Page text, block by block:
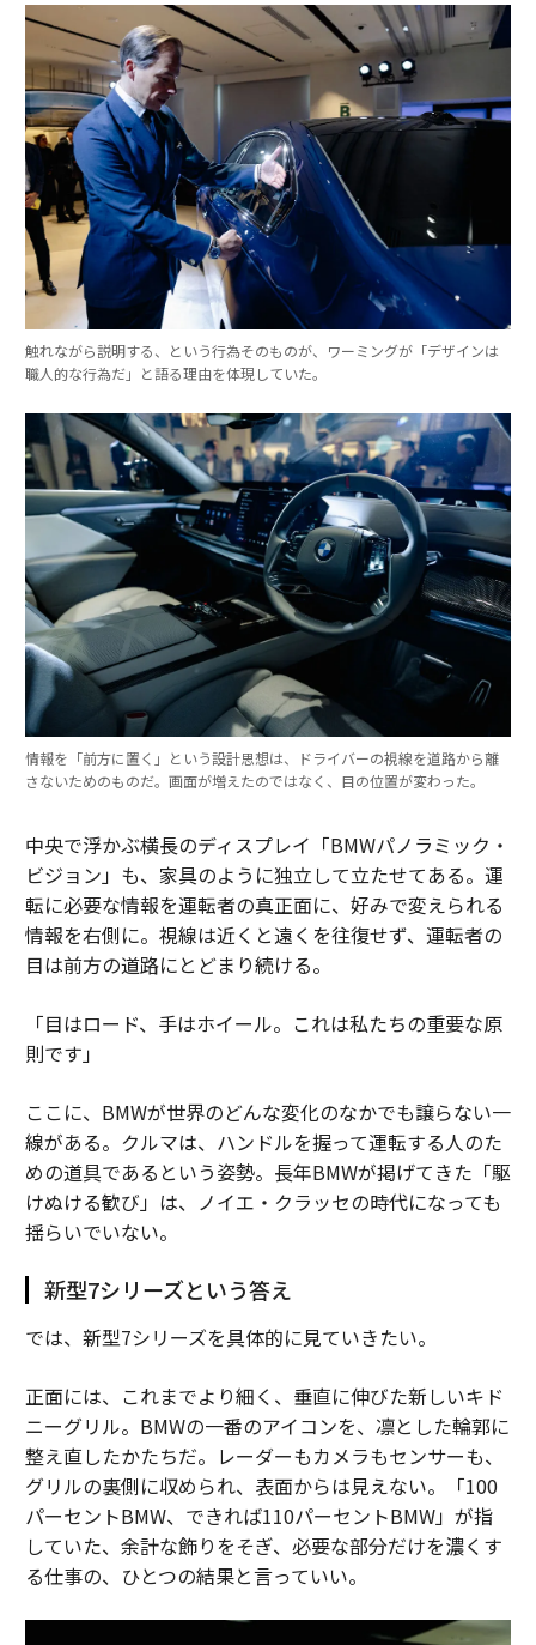
触れながら説明する、という行為そのものが、ワーミングが「デザインは
職人的な行為だ」と語る理由を体現していた。
情報を「前方に置く」という設計思想は、ドライバーの視線を道路から離
さないためのものだ。画面が増えたのではなく、目の位置が変わった。
中央で浮かぶ横長のディスプレイ「BMWパノラミック・
ビジョン」も、家具のように独立して立たせてある。運
転に必要な情報を運転者の真正面に、好みで変えられる
情報を右側に。視線は近くと遠くを往復せず、運転者の
目は前方の道路にとどまり続ける。
「目はロード、手はホイール。これは私たちの重要な原
則です」
ここに、BMWが世界のどんな変化のなかでも譲らない一
線がある。クルマは、ハンドルを握って運転する人のた
めの道具であるという姿勢。長年BMWが掲げてきた「駆
けぬける歓び」は、ノイエ・クラッセの時代になっても
揺らいでいない。
新型7シリーズという答え
では、新型7シリーズを具体的に見ていきたい。
正面には、これまでより細く、垂直に伸びた新しいキド
ニーグリル。BMWの一番のアイコンを、凛とした輪郭に
整え直したかたちだ。レーダーもカメラもセンサーも、
グリルの裏側に収められ、表面からは見えない。「100
パーセントBMW、できれば110パーセントBMW」が指
していた、余計な飾りをそぎ、必要な部分だけを濃くす
る仕事の、ひとつの結果と言っていい。